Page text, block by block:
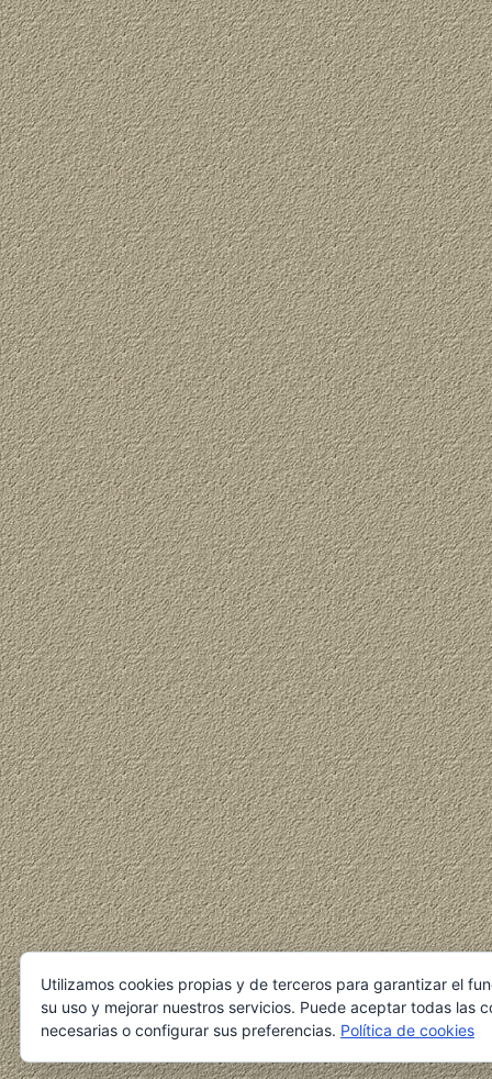
Utilizamos cookies propias y de terceros para garantizar el
su uso y mejorar nuestros servicios. Puede aceptar todas las
necesarias o configurar sus preferencias. Política de cookies